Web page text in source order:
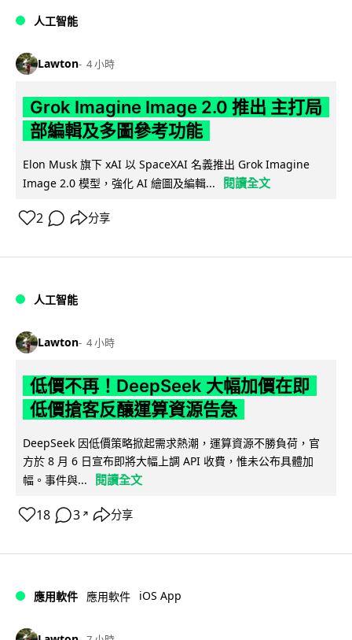
人工智能
Lawton 4 小時
Grok Imagine Image 2.0 推出 主打局
部編輯及多圖參考功能
Elon Musk 旗下 xAI 以 SpaceXAI 名義推出 Grok Imagine
Image 2.0 模型，強化 AI 繪圖及編輯...
閱讀全文
2 分享
人工智能
Lawton 4 小時
低價不再！DeepSeek 大幅加價在即
低價搶客反釀運算資源告急
DeepSeek 因低價策略掀起需求熱潮，運算資源不勝負荷，官
方於 8 月 6 日宣布即將大幅上調 API 收費，惟未公布具體加
幅。事件與...
閱讀全文
18 3 ↗ 分享
應用軟件 應用軟件 iOS App